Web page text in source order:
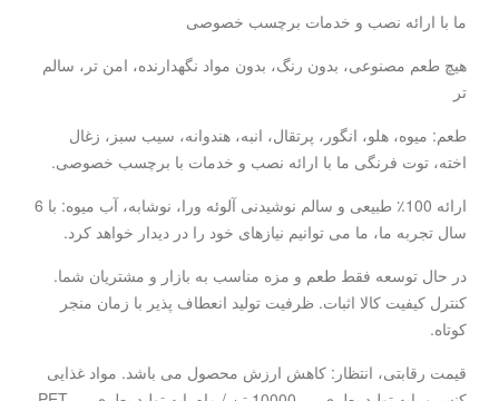
ما با ارائه نصب و خدمات برچسب خصوصی
هیچ طعم مصنوعی، بدون رنگ، بدون مواد نگهدارنده، امن تر، سالم
تر
طعم: میوه، هلو، انگور، پرتقال، انبه، هندوانه، سیب سبز، زغال
اخته، توت فرنگی ما با ارائه نصب و خدمات با برچسب خصوصی.
ارائه 100٪ طبیعی و سالم نوشیدنی آلوئه ورا، نوشابه، آب میوه: با 6
سال تجربه ما، ما می توانیم نیازهای خود را در دیدار خواهد کرد.
در حال توسعه فقط طعم و مزه مناسب به بازار و مشتریان شما.
کنترل کیفیت کالا اثبات. ظرفیت تولید انعطاف پذیر با زمان منجر
کوتاه.
قیمت رقابتی، انتظار: کاهش ارزش محصول می باشد. مواد غذایی